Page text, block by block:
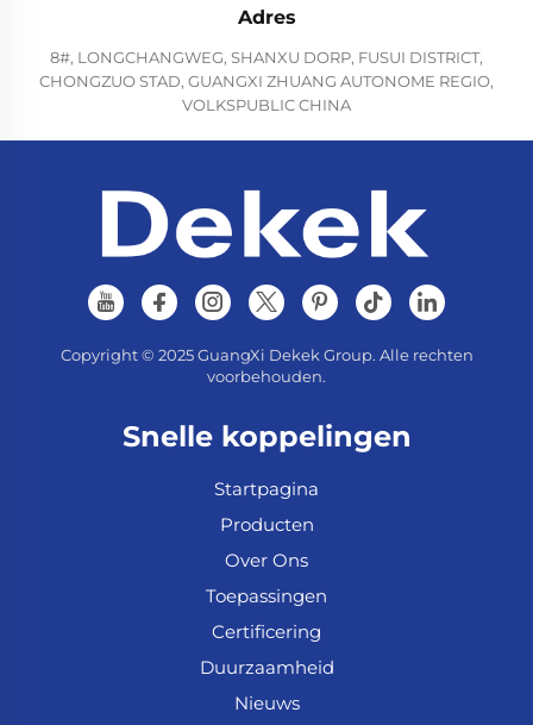
Adres
8#, LONGCHANGWEG, SHANXU DORP, FUSUI DISTRICT,
CHONGZUO STAD, GUANGXI ZHUANG AUTONOME REGIO,
VOLKSPUBLIC CHINA
Copyright © 2025 GuangXi Dekek Group. Alle rechten
voorbehouden.
Snelle koppelingen
Startpagina
Producten
Over Ons
Toepassingen
Certificering
Duurzaamheid
Nieuws